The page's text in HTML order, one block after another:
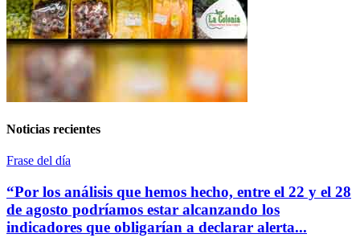
Noticias recientes
Frase del día
“Por los análisis que hemos hecho, entre el 22 y el 28
de agosto podríamos estar alcanzando los
indicadores que obligarían a declarar alerta...